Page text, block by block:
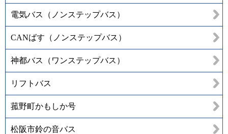
電気バス（ノンステップバス）
CANばす（ノンステップバス）
神都バス（ワンステップバス）
リフトバス
菰野町かもしか号
松阪市鈴の音バス